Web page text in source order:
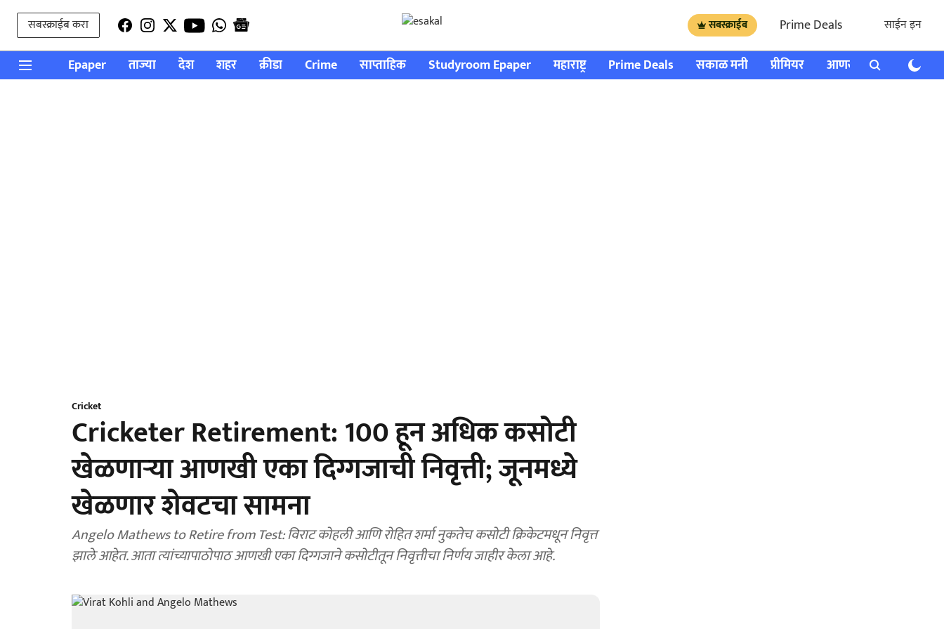
सबस्क्राईब करा सबस्क्राईब Prime Deals साईन इन
Epaper ताज्या देश शहर क्रीडा Crime साप्ताहिक Studyroom Epaper महाराष्ट्र Prime Deals सकाळ मनी प्रीमियर आणखी राशी भविष्य
Cricket
Cricketer Retirement: 100 हून अधिक कसोटी
खेळणाऱ्या आणखी एका दिग्गजाची निवृत्ती; जूनमध्ये
खेळणार शेवटचा सामना
Angelo Mathews to Retire from Test: विराट कोहली आणि रोहित शर्मा नुकतेच कसोटी क्रिकेटमधून निवृत्त
झाले आहेत. आता त्यांच्यापाठोपाठ आणखी एका दिग्गजाने कसोटीतून निवृत्तीचा निर्णय जाहीर केला आहे.